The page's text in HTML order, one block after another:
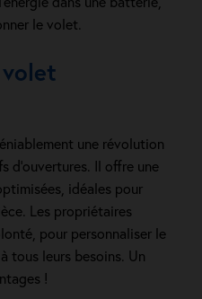
le volet.
une révolution
d’ouvertures. Il offre une
idéales pour
Les propriétaires
pour personnaliser le
tous leurs besoins. Un
!